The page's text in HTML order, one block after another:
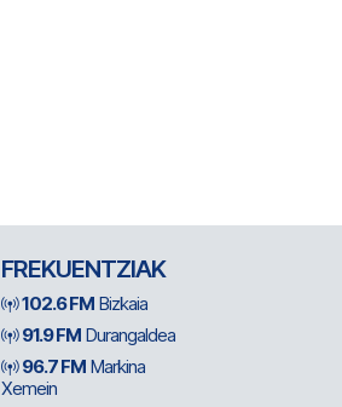
FREKUENTZIAK
102.6 FM Bizkaia
91.9 FM Durangaldea
96.7 FM Markina
Xemein